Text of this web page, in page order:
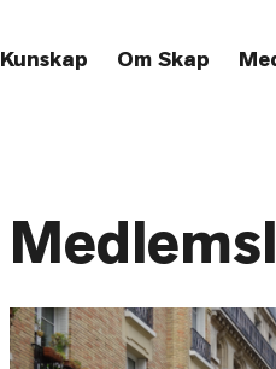
Kunskap Om Skap